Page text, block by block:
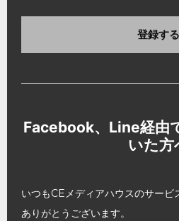
登録する
Facebook、Line経由
いた方
いつもCEメディアハウスのサービ
ありがとうございます。